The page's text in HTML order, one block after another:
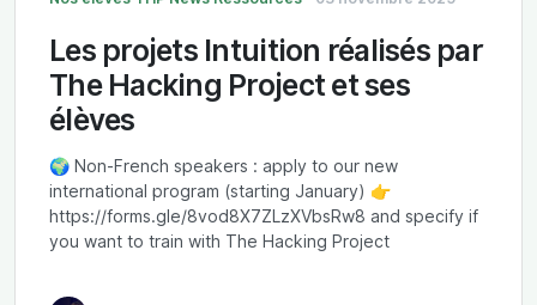
Les projets Intuition réalisés par
The Hacking Project et ses
élèves
🌍 Non-French speakers : apply to our new
international program (starting January) 👉
https://forms.gle/8vod8X7ZLzXVbsRw8 and specify if
you want to train with The Hacking Project